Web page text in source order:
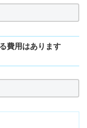
費用はあります